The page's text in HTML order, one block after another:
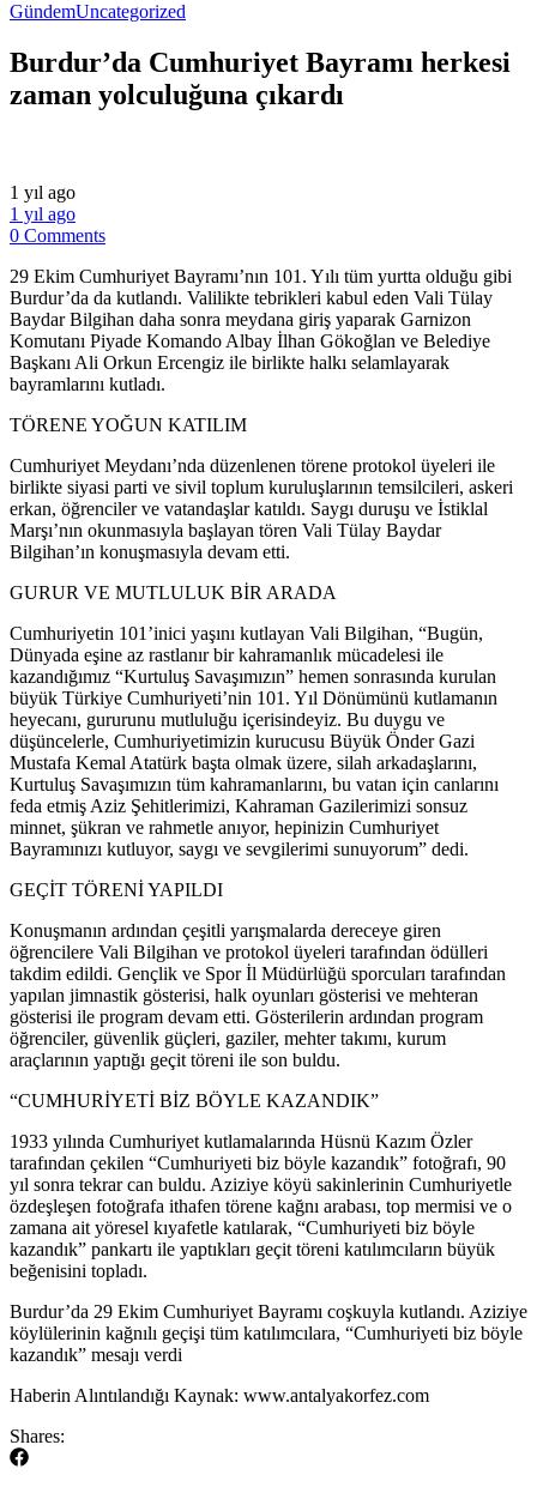
GündemUncategorized
Burdur’da Cumhuriyet Bayramı herkesi
zaman yolculuğuna çıkardı
1 yıl ago
1 yıl ago
0 Comments
29 Ekim Cumhuriyet Bayramı’nın 101. Yılı tüm yurtta olduğu gibi
Burdur’da da kutlandı. Valilikte tebrikleri kabul eden Vali Tülay
Baydar Bilgihan daha sonra meydana giriş yaparak Garnizon
Komutanı Piyade Komando Albay İlhan Gökoğlan ve Belediye
Başkanı Ali Orkun Ercengiz ile birlikte halkı selamlayarak
bayramlarını kutladı.
TÖRENE YOĞUN KATILIM
Cumhuriyet Meydanı’nda düzenlenen törene protokol üyeleri ile
birlikte siyasi parti ve sivil toplum kuruluşlarının temsilcileri, askeri
erkan, öğrenciler ve vatandaşlar katıldı. Saygı duruşu ve İstiklal
Marşı’nın okunmasıyla başlayan tören Vali Tülay Baydar
Bilgihan’ın konuşmasıyla devam etti.
GURUR VE MUTLULUK BİR ARADA
Cumhuriyetin 101’inici yaşını kutlayan Vali Bilgihan, “Bugün,
Dünyada eşine az rastlanır bir kahramanlık mücadelesi ile
kazandığımız “Kurtuluş Savaşımızın” hemen sonrasında kurulan
büyük Türkiye Cumhuriyeti’nin 101. Yıl Dönümünü kutlamanın
heyecanı, gururunu mutluluğu içerisindeyiz. Bu duygu ve
düşüncelerle, Cumhuriyetimizin kurucusu Büyük Önder Gazi
Mustafa Kemal Atatürk başta olmak üzere, silah arkadaşlarını,
Kurtuluş Savaşımızın tüm kahramanlarını, bu vatan için canlarını
feda etmiş Aziz Şehitlerimizi, Kahraman Gazilerimizi sonsuz
minnet, şükran ve rahmetle anıyor, hepinizin Cumhuriyet
Bayramınızı kutluyor, saygı ve sevgilerimi sunuyorum” dedi.
GEÇİT TÖRENİ YAPILDI
Konuşmanın ardından çeşitli yarışmalarda dereceye giren
öğrencilere Vali Bilgihan ve protokol üyeleri tarafından ödülleri
takdim edildi. Gençlik ve Spor İl Müdürlüğü sporcuları tarafından
yapılan jimnastik gösterisi, halk oyunları gösterisi ve mehteran
gösterisi ile program devam etti. Gösterilerin ardından program
öğrenciler, güvenlik güçleri, gaziler, mehter takımı, kurum
araçlarının yaptığı geçit töreni ile son buldu.
“CUMHURİYETİ BİZ BÖYLE KAZANDIK”
1933 yılında Cumhuriyet kutlamalarında Hüsnü Kazım Özler
tarafından çekilen “Cumhuriyeti biz böyle kazandık” fotoğrafı, 90
yıl sonra tekrar can buldu. Aziziye köyü sakinlerinin Cumhuriyetle
özdeşleşen fotoğrafa ithafen törene kağnı arabası, top mermisi ve o
zamana ait yöresel kıyafetle katılarak, “Cumhuriyeti biz böyle
kazandık” pankartı ile yaptıkları geçit töreni katılımcıların büyük
beğenisini topladı.
​Burdur’da 29 Ekim Cumhuriyet Bayramı coşkuyla kutlandı. Aziziye
köylülerinin kağnılı geçişi tüm katılımcılara, “Cumhuriyeti biz böyle
kazandık” mesajı verdi
​Haberin Alıntılandığı Kaynak: www.antalyakorfez.com
Shares: